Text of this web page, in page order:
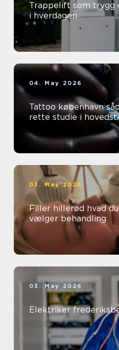
Trappelift som trygg
i hverdagen
04. May 2026
Tattoo københavn sådan vælger du det
rette studie i
03. May 2026
Filler hillerød hvad du skal vide, før du
vælger behandling
03. May 2026
Elektriker